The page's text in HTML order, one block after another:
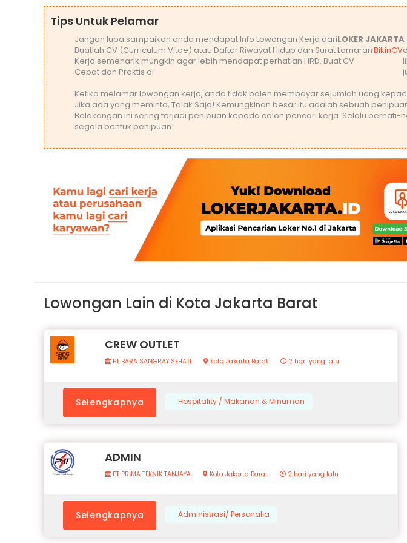
Tips Untuk Pelamar
Jangan lupa sampaikan anda mendapat Info Lowongan Kerja dariLOKER JAKARTA
Buatlah CV (Curriculum Vitae) atau Daftar Riwayat Hidup dan Surat Lamaran
Kerja semenarik mungkin agar lebih mendapat perhatian HRD. Buat CV
Cepat dan Praktis di
BikinCV
Ketika melamar lowongan kerja, anda tidak boleh membayar sejumlah uang
Jika ada yang meminta, Tolak Saja! Kemungkinan besar itu adalah sebuah
Belakangan ini sering terjadi penipuan kepada calon pencari kerja. Selalu
segala bentuk penipuan!
Lowongan Lain di Kota Jakarta Barat
CREW OUTLET
PT BARA SANGRAY SEHATI Kota Jakarta Barat 2 hari yang lalu
Selengkapnya Hospitality / Makanan & Minuman
ADMIN
PT PRIMA TEKNIK TANJAYA Kota Jakarta Barat 2 hari yang lalu
Selengkapnya Administrasi/ Personalia